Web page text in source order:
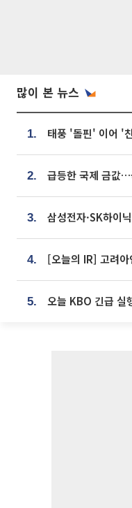
많이 본 뉴스
1.
2. 급등한 국제 금값
3. 삼성전자·SK하이
4. [오늘의 IR] 고려
5. 오늘 KBO 긴급 실